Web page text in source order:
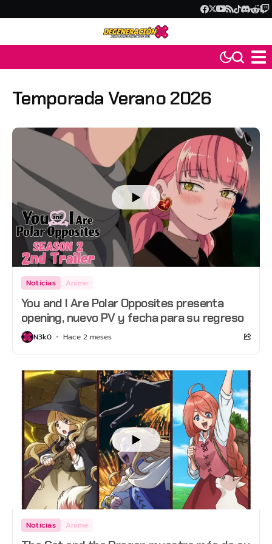
Temporada Verano 2026
Noticias Anime
You and I Are Polar Opposites presenta
opening, nuevo PV y fecha para su regreso
N3k0 Hace 2 meses
Noticias Anime